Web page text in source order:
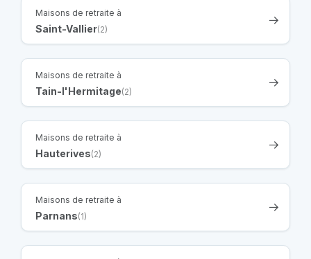
Maisons de retraite à
Saint-Vallier(2)
Maisons de retraite à
Tain-l'Hermitage(2)
Maisons de retraite à
Hauterives(2)
Maisons de retraite à
Parnans(1)